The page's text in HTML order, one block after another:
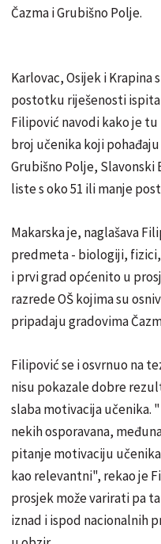
Čazma i Grubišno Polje.
Karlovac, Osijek i Krapina
postotku riješenosti
Filipović navodi kako je
broj učenika koji
Grubišno Polje, Slavonski
liste s oko 51 ili manje
Makarska je, naglašava
predmeta - biologiji,
i prvi grad općenito u
razrede OŠ kojima su
pripadaju gradovima
Filipović se i osvrnuo na
nisu pokazale dobre
slaba motivacija učenika.
nekih osporavana,
pitanje motivaciju
kao relevantni", rekao je
prosjek može varirati pa
iznad i ispod nacionalnih